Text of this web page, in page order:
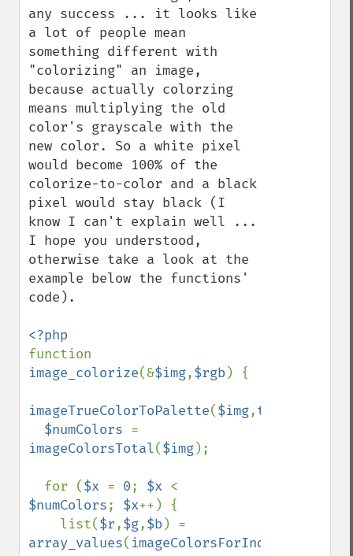
any success ... it looks like
a lot of people mean
something different with
"colorizing" an image,
because actually colorzing
means multiplying the old
color's grayscale with the
new color. So a white pixel
would become 100% of the
colorize-to-color and a black
pixel would stay black (I
know I can't explain well ...
I hope you understood,
otherwise take a look at the
example below the functions'
code).
image_colorize(&$img,$rgb) {
imageTrueColorToPalette($img,true
$numColors
imageColorsTotal($img);
  for (
$x = 0; $x
$numColors; $x++) {
    list(
$r,$g,$b
array_values( imageColorsForIndex